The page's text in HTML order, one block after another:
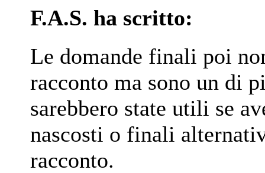
F.A.S. ha scritto:
Le domande finali poi
racconto ma sono un di
sarebbero state utili se
nascosti o finali
racconto.